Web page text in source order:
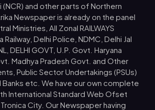
(NCR) and other parts of Northern
Newspaper is already on the panel
Ministries, All Zonal RAILWAYS
Railway, Delhi Police, NDMC, Delhi Jal
DELHI GOVT, U.P. Govt. Haryana
Madhya Pradesh Govt. and Other
Public Sector Undertakings (PSUs)
Banks etc. We have our own complete
International Standard Web Ofset
City. Our Newspaper having